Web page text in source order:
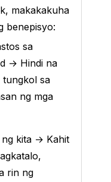
makakakuha
benepisyo:
sa
→ Hindi na
tungkol sa
ng mga
kita → Kahit
rin ng